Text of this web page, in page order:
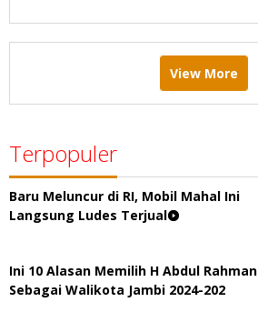
View More
Terpopuler
Baru Meluncur di RI, Mobil Mahal Ini
Langsung Ludes Terjual
Ini 10 Alasan Memilih H Abdul Rahman
Sebagai Walikota Jambi 2024-202